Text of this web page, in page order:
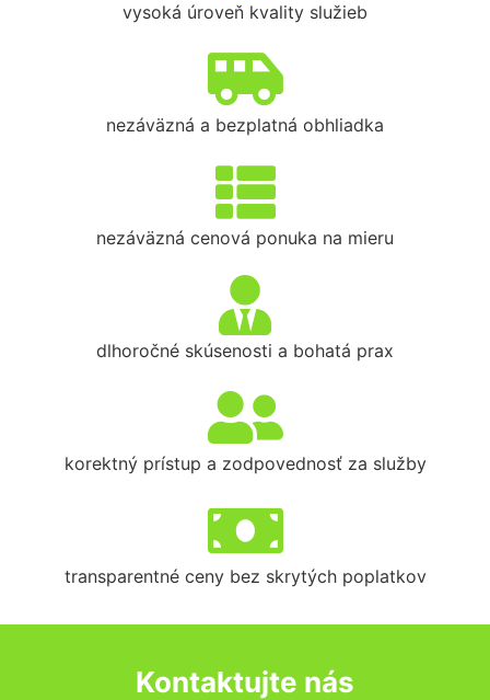
vysoká úroveň kvality služieb
nezáväzná a bezplatná obhliadka
nezáväzná cenová ponuka na mieru
dlhoročné skúsenosti a bohatá prax
korektný prístup a zodpovednosť za služby
transparentné ceny bez skrytých poplatkov
Kontaktujte nás